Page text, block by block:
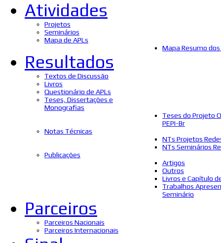
Atividades
Projetos
Seminários
Mapa de APLs
Mapa Resumo dos
Resultados
Textos de Discussão
Livros
Questionário de APLs
Teses, Dissertações e
Monografias
Teses do Projeto
PEPI-Br
Notas Técnicas
NTs Projetos
NTs Seminários
Publicações
Artigos
Outros
Livros e Capítulo
Trabalhos
Seminário
Parceiros
Parceiros Nacionais
Parceiros Internacionais